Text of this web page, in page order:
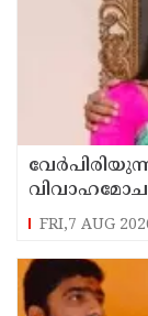
FRI,7 AUG